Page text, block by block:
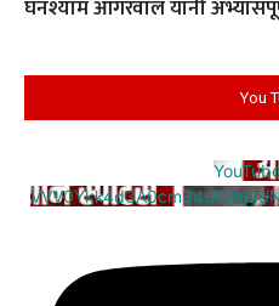
घनश्याम आगरवाल यांनी
You